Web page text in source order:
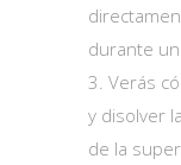
durante
Verás
y disolver
de la